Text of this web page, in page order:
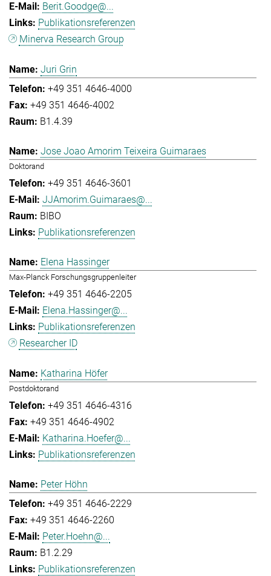
Berit.Goodge@...
Publikationsreferenzen
Minerva Research Group
Juri Grin
+49 351 4646-4000
+49 351 4646-4002
B1.4.39
Jose Joao Amorim Teixeira Guimaraes
Doktorand
+49 351 4646-3601
JJAmorim.Guimaraes@...
BIBO
Publikationsreferenzen
Elena Hassinger
Max-Planck Forschungsgruppenleiter
+49 351 4646-2205
Elena.Hassinger@...
Publikationsreferenzen
Researcher ID
Katharina Höfer
Postdoktorand
+49 351 4646-4316
+49 351 4646-4902
Katharina.Hoefer@...
Publikationsreferenzen
Peter Höhn
+49 351 4646-2229
+49 351 4646-2260
Peter.Hoehn@...
B1.2.29
Publikationsreferenzen